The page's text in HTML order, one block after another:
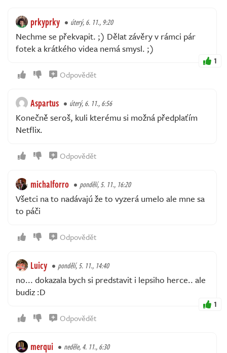
prkyprky úterý, 6. 11., 9:20
Nechme se překvapit. ;) Dělat závěry v rámci pár
fotek a krátkého videa nemá smysl. ;)
1
Odpovědět
Aspartus úterý, 6. 11., 6:56
Konečně seroš, kuli kterému si možná předplaťím
Netflix.
Odpovědět
michalforro pondělí, 5. 11., 16:20
Všetci na to nadávajú že to vyzerá umelo ale mne sa
to páči
Odpovědět
Luicy pondělí, 5. 11., 14:40
no... dokazala bych si predstavit i lepsiho herce.. ale
budiz :D
1
Odpovědět
merqui neděle, 4. 11., 6:30